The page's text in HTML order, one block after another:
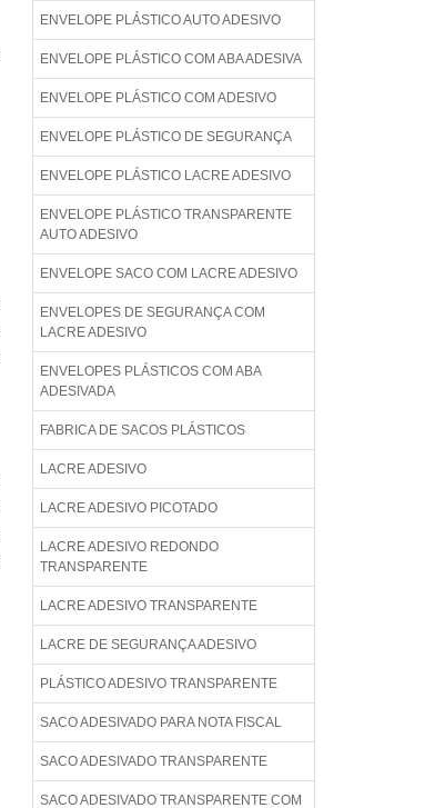
ENVELOPE PLÁSTICO AUTO ADESIVO
ENVELOPE PLÁSTICO COM ABA ADESIVA
ENVELOPE PLÁSTICO COM ADESIVO
ENVELOPE PLÁSTICO DE SEGURANÇA
ENVELOPE PLÁSTICO LACRE ADESIVO
ENVELOPE PLÁSTICO TRANSPARENTE
AUTO ADESIVO
ENVELOPE SACO COM LACRE ADESIVO
ENVELOPES DE SEGURANÇA COM
LACRE ADESIVO
ENVELOPES PLÁSTICOS COM ABA
ADESIVADA
FABRICA DE SACOS PLÁSTICOS
LACRE ADESIVO
LACRE ADESIVO PICOTADO
LACRE ADESIVO REDONDO
TRANSPARENTE
LACRE ADESIVO TRANSPARENTE
LACRE DE SEGURANÇA ADESIVO
PLÁSTICO ADESIVO TRANSPARENTE
SACO ADESIVADO PARA NOTA FISCAL
SACO ADESIVADO TRANSPARENTE
SACO ADESIVADO TRANSPARENTE COM